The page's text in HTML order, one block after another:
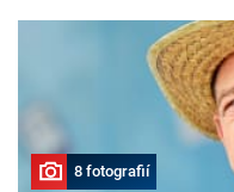
8 fotografií